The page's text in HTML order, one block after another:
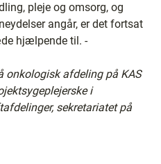
pleje og omsorg, og
angår, er det fortsat
hjælpende til. -
onkologisk afdeling på KAS
i
sekretariatet på